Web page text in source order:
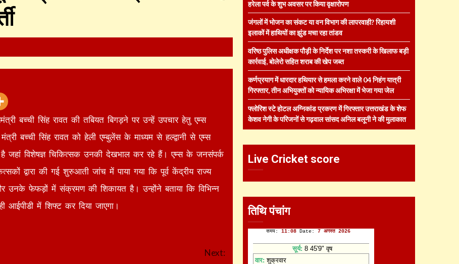
बच्ची सिंह रावत की तबियत बिगड़ने पर उन्हें उपचार हेतु एम्स
बच्ची सिंह रावत को हेली एम्बुलेंस के माध्यम से हल्द्वानी से एम्स
है जहां विशेषज्ञ चिकित्सक उनकी देखभाल कर रहे हैं। एम्स के जनसंपर्क
द्वारा की गई शुरुआती जांच में पाया गया कि पूर्व केंद्रीय राज्य
फेफड़ों में संक्रमण की शिकायत है। उन्होंने बताया कि विभिन्न
आईपीडी में शिफ्ट कर दिया जाएगा।
Next:
हरेला पर्व के शुभ अवसर पर किया वृक्षारोपण
जंगलों में भोजन का संकट या वन विभाग की लापरवाही? रिहायशी
इलाकों में हाथियों का झुंड मचा रहा तांडव
वरिष्ठ पुलिस अधीक्षक पौड़ी के निर्देश पर नशा तस्करी के खिलाफ बड़ी
कार्रवाई, बोलेरो सहित शराब की खेप जब्त
कर्णप्रयाग में धारदार हथियार से हमला करने वाले 04 निहंग यात्री
गिरफ्तार, तीन अभियुक्तों को न्यायिक अभिरक्षा में भेजा गया जेल
फ्लोरिश स्टे होटल अग्निकांड प्रकरण में गिरफ्तार उत्तराखंड के शेफ
केशव नेगी के परिजनों से गढ़वाल सांसद अनिल बलूनी ने की मुलाकात
Live Cricket score
तिथि पंचांग